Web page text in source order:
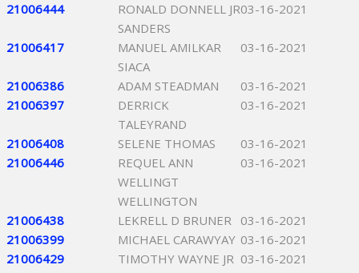
21006444
RONALD DONNELL JR
SANDERS
03-16-2021
21006417
MANUEL AMILKAR
SIACA
03-16-2021
21006386 ADAM STEADMAN
03-16-2021
21006397
DERRICK
TALEYRAND
03-16-2021
21006408 SELENE THOMAS
03-16-2021
21006446
REQUEL ANN
WELLINGT
WELLINGTON
03-16-2021
21006438 LEKRELL D BRUNER 03-16-2021
21006399
MICHAEL CARAWYAY 03-16-2021
21006429
TIMOTHY WAYNE JR 03-16-2021